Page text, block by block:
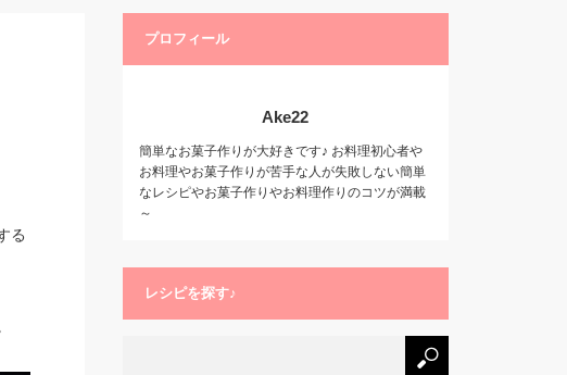
る
プロフィール
Ake22
簡単なお菓子作りが大好きです♪ お料理初心者や
お料理やお菓子作りが苦手な人が失敗しない簡単
なレシピやお菓子作りやお料理作りのコツが満載
～
レシピを探す♪